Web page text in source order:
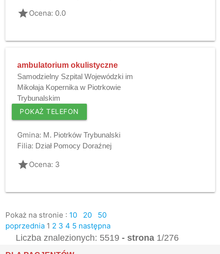
gradeOcena: 0.0
ambulatorium okulistyczne
Samodzielny Szpital Wojewódzki im
Mikołaja Kopernika w Piotrkowie
Trybunalskim
POKAŻ TELEFON
Gmina: M. Piotrków Trybunalski
Filia: Dział Pomocy Doraźnej
gradeOcena: 3
Pokaż na stronie : 10 20
50
poprzednia 1 2 3 4 5 następna
Liczba znalezionych: 5519 - strona 1/276